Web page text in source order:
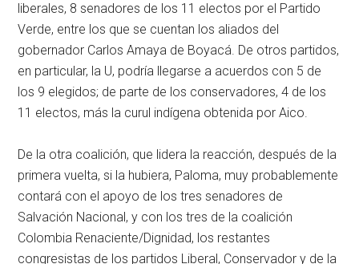
liberales, 8 senadores de los 11 electos por el Partido
Verde, entre los que se cuentan los aliados del
gobernador Carlos Amaya de Boyacá. De otros partidos,
en particular, la U, podría llegarse a acuerdos con 5 de
los 9 elegidos; de parte de los conservadores, 4 de los
11 electos, más la curul indígena obtenida por Aico.
De la otra coalición, que lidera la reacción, después de la
primera vuelta, si la hubiera, Paloma, muy probablemente
contará con el apoyo de los tres senadores de
Salvación Nacional, y con los tres de la coalición
Colombia Renaciente/Dignidad, los restantes
congresistas de los partidos Liberal, Conservador y de la